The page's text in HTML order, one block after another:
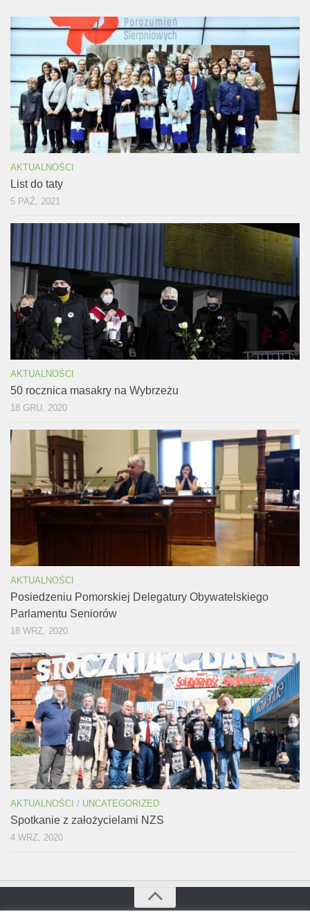
AKTUALNOŚCI
List do taty
5 PAŹ, 2021
AKTUALNOŚCI
50 rocznica masakry na Wybrzeżu
18 GRU, 2020
AKTUALNOŚCI
Posiedzeniu Pomorskiej Delegatury Obywatelskiego
Parlamentu Seniorów
18 WRZ, 2020
AKTUALNOŚCI / UNCATEGORIZED
Spotkanie z założycielami NZS
4 WRZ, 2020